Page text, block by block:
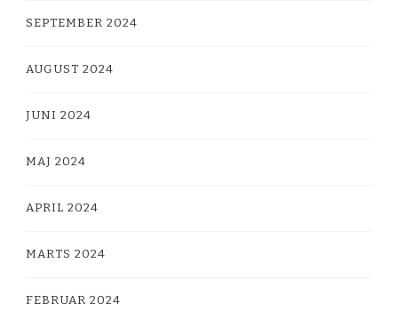
SEPTEMBER 2024
AUGUST 2024
JUNI 2024
MAJ 2024
APRIL 2024
MARTS 2024
FEBRUAR 2024